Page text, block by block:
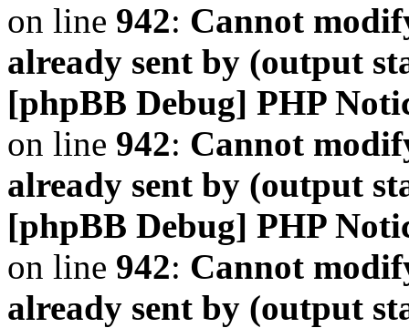
on line 942: Cannot
already sent by (output
[phpBB Debug] PHP
on line 942: Cannot
already sent by (output
[phpBB Debug] PHP
on line 942: Cannot
already sent by (output